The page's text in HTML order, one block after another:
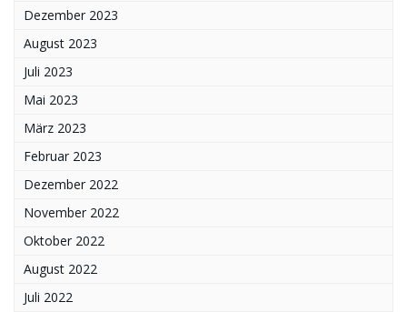
Dezember 2023
August 2023
Juli 2023
Mai 2023
März 2023
Februar 2023
Dezember 2022
November 2022
Oktober 2022
August 2022
Juli 2022